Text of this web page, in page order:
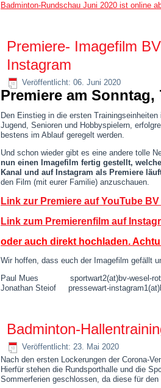
Badminton-Rundschau Juni 2020 ist online
Premiere- Imagefilm
Instagram
Veröffentlicht: 06. Juni 2020
Premiere am Sonntag,
Den Einstieg in die ersten
Jugend, Senioren und Hobbyspielern,
bestens im Ablauf geregelt werden.
Und schon wieder gibt es eine andere tolle
nun einen Imagefilm fertig gestellt,
Kanal und auf Instagram als Premiere
den Film (mit eurer Familie) anzuschauen.
Link zur Premiere auf YouTube
Link zum Premierenfilm auf
oder auch direkt hochladen.
Wir hoffen, dass euch der Imagefilm gefällt
Paul Mues sportwart2(at)bv-wesel-
Jonathan Steiof pressewart-
Badminton-
Veröffentlicht: 23. Mai 2020
Nach den ersten Lockerungen der Corona-
Hierfür stehen die Rundsporthalle und die
Sommerferien geschlossen, da diese für